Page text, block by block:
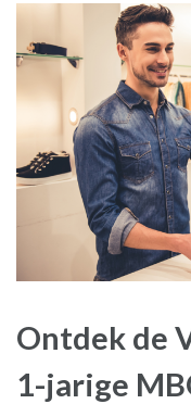
Ontdek de
1-jarige